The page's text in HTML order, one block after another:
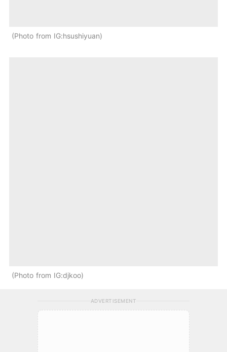
Photo from IG:hsushiyuan
Photo from IG:djkoo
ADVERTISEMENT